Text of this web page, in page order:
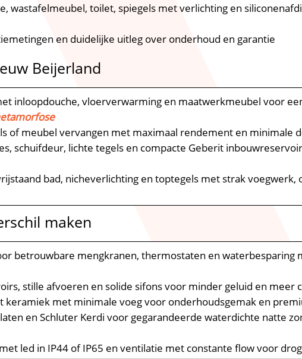
wastafelmeubel, toilet, spiegels met verlichting en
en duidelijke uitleg over onderhoud en garantie
Beijerland
inloopdouche, vloerverwarming en maatwerkmeubel voor
of meubel vervangen met maximaal rendement en minimale
schuifdeur, lichte tegels en compacte Geberit
bad, nicheverlichting en toptegels met strak voegwerk,
maken
betrouwbare mengkranen, thermostaten en waterbesparing
stille afvoeren en solide sifons voor minder geluid en meer
keramiek met minimale voeg voor onderhoudsgemak en
en Schluter Kerdi voor gegarandeerde waterdichte natte
led in IP44 of IP65 en ventilatie met constante flow voor